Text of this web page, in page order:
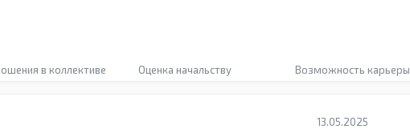
в коллективе Оценка начальству Возможность карьеры
13.05.2025